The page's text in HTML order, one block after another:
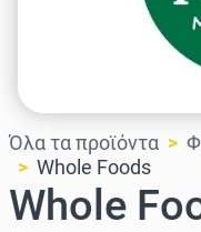
Όλα τα προϊόντα
Whole Foods
Whole